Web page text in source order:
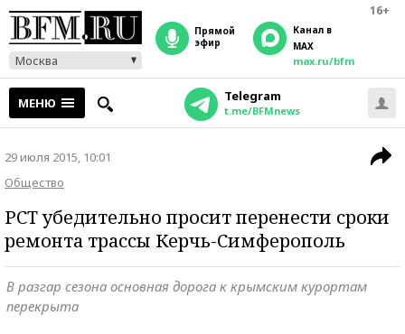
16+
Москва
прямой
эфир
Канал в
MAX
max.ru/bfm
МЕНЮ Telegram
t.me/BFMnews
29 июля 2015, 10:01
Общество
РСТ убедительно просит перенести сроки
ремонта трассы Керчь-Симферополь
В разгар сезона основная дорога к крымским курортам
перекрыта